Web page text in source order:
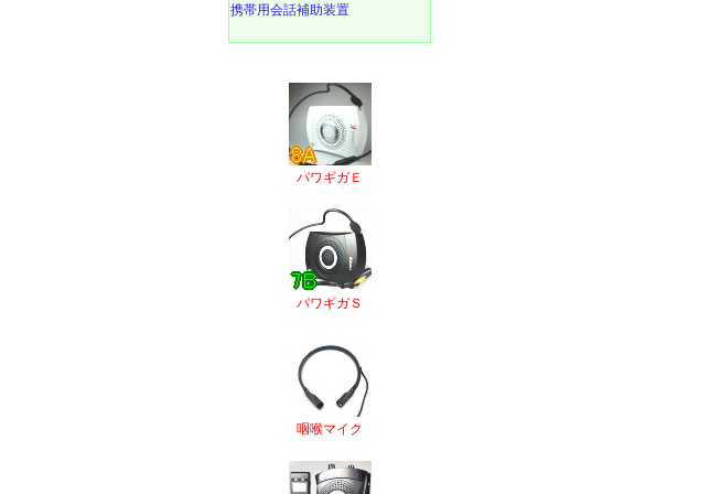
携帯用会話補助装置
パワギガＥ
パワギガＳ
咽喉マイク